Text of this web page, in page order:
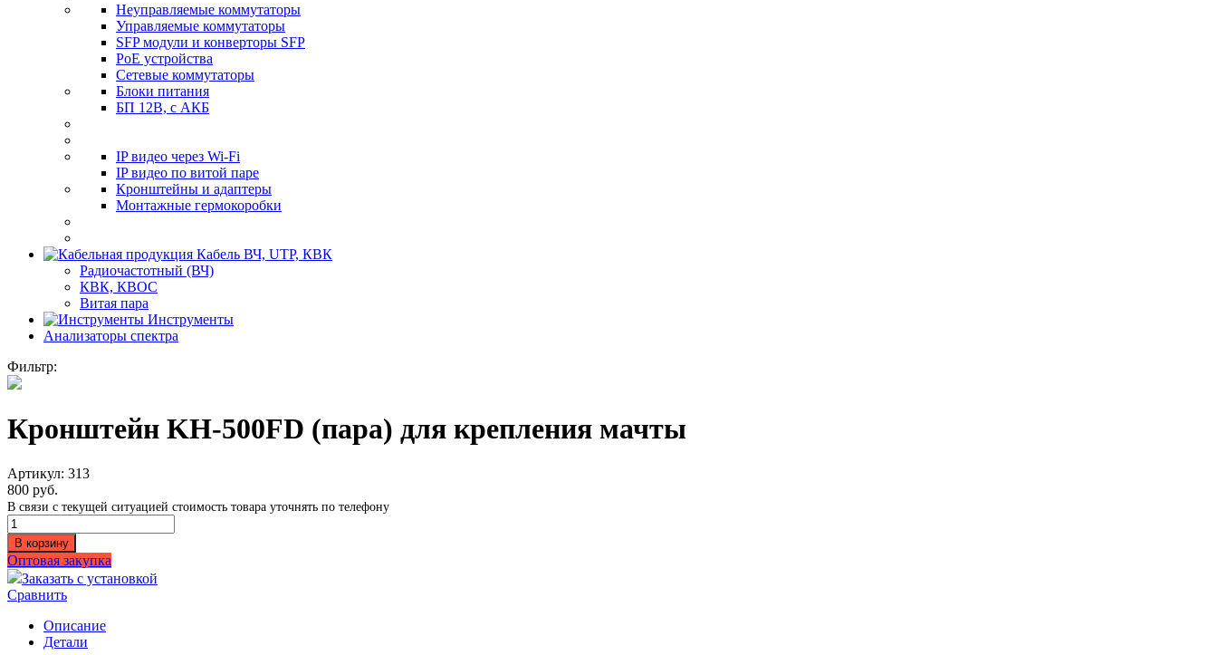
Неуправляемые коммутаторы
Управляемые коммутаторы
SFP модули и конверторы SFP
PoE устройства
Сетевые коммутаторы
Блоки питания
БП 12В, с АКБ
IP видео через Wi-Fi
IP видео по витой паре
Кронштейны и адаптеры
Монтажные гермокоробки
Кабель ВЧ, UTP, КВК
Радиочастотный (ВЧ)
КВК, КВОС
Витая пара
Инструменты
Анализаторы спектра
Фильтр:
Кронштейн KH-500FD (пара) для крепления мачты
Артикул: 313
800 руб.
В связи с текущей ситуацией стоимость товара уточнять по телефону
Количество
Кронштейн
KH-
500FD
(пара)
для
крепления
мачты
В корзину
Оптовая закупка
Заказать с установкой
Сравнить
Описание
Детали